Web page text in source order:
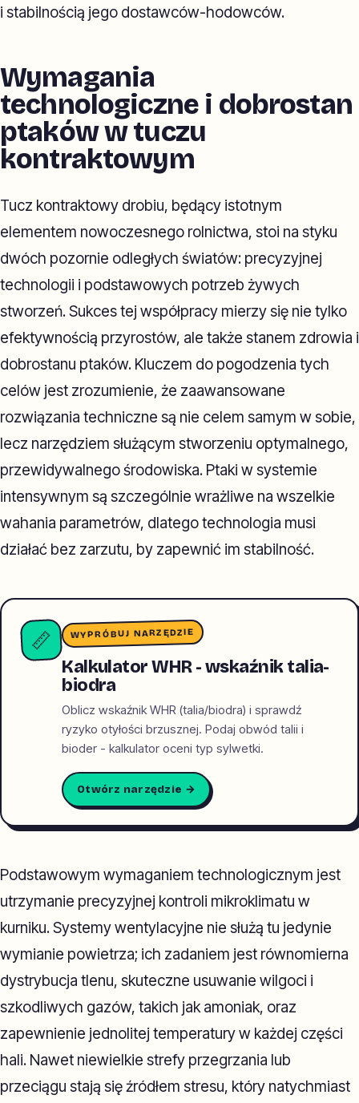
i stabilnością jego dostawców-hodowców.
Wymagania
technologiczne i dobrostan
ptaków w tuczu
kontraktowym
Tucz kontraktowy drobiu, będący istotnym
elementem nowoczesnego rolnictwa, stoi na styku
dwóch pozornie odległych światów: precyzyjnej
technologii i podstawowych potrzeb żywych
stworzeń. Sukces tej współpracy mierzy się nie tylko
efektywnością przyrostów, ale także stanem zdrowia i
dobrostanu ptaków. Kluczem do pogodzenia tych
celów jest zrozumienie, że zaawansowane
rozwiązania techniczne są nie celem samym w sobie,
lecz narzędziem służącym stworzeniu optymalnego,
przewidywalnego środowiska. Ptaki w systemie
intensywnym są szczególnie wrażliwe na wszelkie
wahania parametrów, dlatego technologia musi
działać bez zarzutu, by zapewnić im stabilność.
📏 WYPRÓBUJ NARZĘDZIE
Kalkulator WHR - wskaźnik talia-
biodra
Oblicz wskaźnik WHR (talia/biodra) i sprawdź
ryzyko otyłości brzusznej. Podaj obwód talii i
bioder - kalkulator oceni typ sylwetki.
Otwórz narzędzie →
Podstawowym wymaganiem technologicznym jest
utrzymanie precyzyjnej kontroli mikroklimatu w
kurniku. Systemy wentylacyjne nie służą tu jedynie
wymianie powietrza; ich zadaniem jest równomierna
dystrybucja tlenu, skuteczne usuwanie wilgoci i
szkodliwych gazów, takich jak amoniak, oraz
zapewnienie jednolitej temperatury w każdej części
hali. Nawet niewielkie strefy przegrzania lub
przeciągu stają się źródłem stresu, który natychmiast